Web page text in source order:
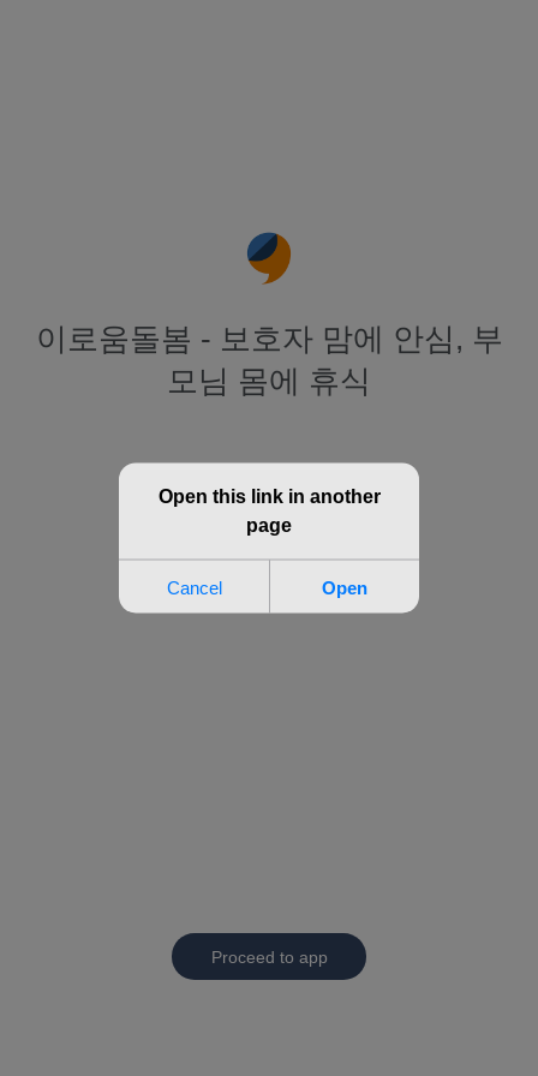
이로움돌봄 - 보호자 맘에 안심, 부
모님 몸에 휴식
Proceed to app